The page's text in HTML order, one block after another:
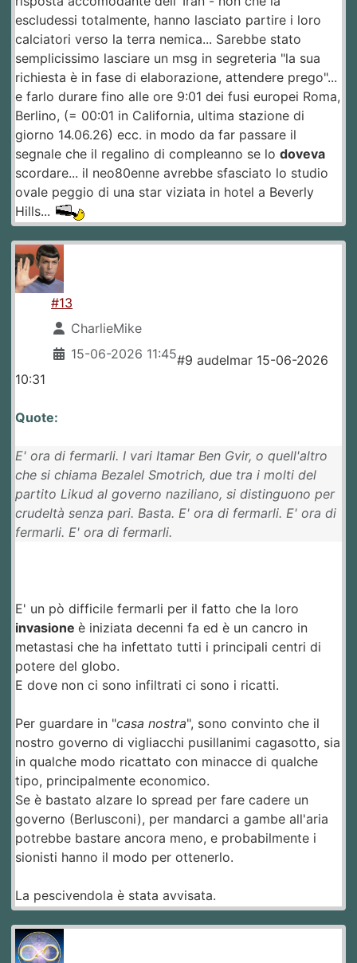
escludessi totalmente, hanno lasciato partire i loro
calciatori verso la terra nemica... Sarebbe stato
semplicissimo lasciare un msg in segreteria "la sua
richiesta è in fase di elaborazione, attendere prego"...
e farlo durare fino alle ore 9:01 dei fusi europei Roma,
Berlino, (= 00:01 in California, ultima stazione di
giorno 14.06.26) ecc. in modo da far passare il
segnale che il regalino di compleanno se lo doveva
scordare... il neo80enne avrebbe sfasciato lo studio
ovale peggio di una star viziata in hotel a Beverly
Hills...
#13
CharlieMike
15-06-2026 11:45#9 audelmar 15-06-2026
10:31
Quote:
E' ora di fermarli. I vari Itamar Ben Gvir, o quell'altro
che si chiama Bezalel Smotrich, due tra i molti del
partito Likud al governo naziliano, si distinguono per
crudeltà senza pari. Basta. E' ora di fermarli. E' ora di
fermarli. E' ora di fermarli.
E' un pò difficile fermarli per il fatto che la loro
invasione è iniziata decenni fa ed è un cancro in
metastasi che ha infettato tutti i principali centri di
potere del globo.
E dove non ci sono infiltrati ci sono i ricatti.
Per guardare in "casa nostra", sono convinto che il
nostro governo di vigliacchi pusillanimi cagasotto, sia
in qualche modo ricattato con minacce di qualche
tipo, principalmente economico.
Se è bastato alzare lo spread per fare cadere un
governo (Berlusconi), per mandarci a gambe all'aria
potrebbe bastare ancora meno, e probabilmente i
sionisti hanno il modo per ottenerlo.
La pescivendola è stata avvisata.